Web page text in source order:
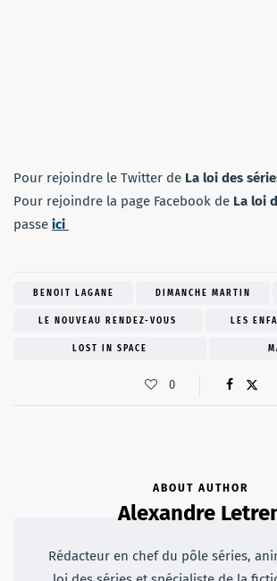
Pour rejoindre le Twitter de La loi des
Pour rejoindre la page Facebook de La loi
passe ici
BENOIT LAGANE DIMANCHE MARTIN
LE NOUVEAU RENDEZ-VOUS LES
LOST IN SPACE
0
ABOUT AUTHOR
Alexandre
Rédacteur en chef du pôle séries,